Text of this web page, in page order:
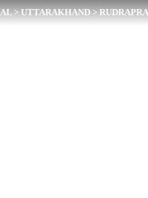
>UTTARAKHAND>